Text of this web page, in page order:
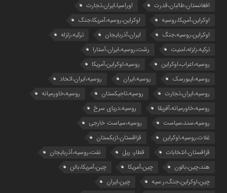
افغانستان،طالبان،قدرت
اوراسیا،ایران،تجارت
اوکراین،آمریکا،روسیه
اوکراین،روسیه،آمریکا،جنگ
اوکراین،روسیه،جنگ
ایران،آذربایجان
ترکیه،زلزله
ترکیه،زلزله،امنیت
رشت،روسیه،ایران،آستارا
روسیه،اعراب،اوکراین
روسیه،اوکراین،آمریکا
روسیه،ایبورسک
روسیه،ایران
روسیه،ایران،اتحاد
روسیه،ایران،تجارت
روسیه،تاجیکستان
روسیه،خاورمیانه
روسیه،خاورمیانه،آفریقا
روسیه،دریای سرخ
روسیه،سند،سیاست
روسیه،سیاست خارجی
غلات،روسیه،اوکراین
قزاقستان،ازبکستان
قزاقستان،انتخابات
قطار، ریل
نفت،روسیه،آذربایجان
هند،چین،بالون
چین،آمریکا
چین،آمریکا،بالن
چین،اوکراین،جنگ،ر.سیه
چین،ایران